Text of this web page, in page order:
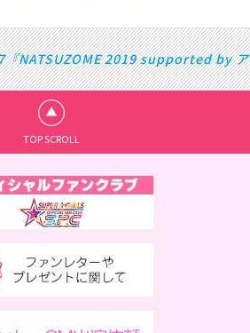
『NATSUZOME 2019 supported by ア
TOP SCROLL